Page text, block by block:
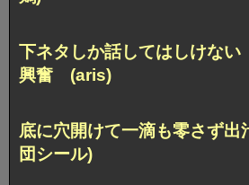
下ネタしか話してはしけ
興奮 (aris)
底に穴開けて一滴も零さず
団シール)